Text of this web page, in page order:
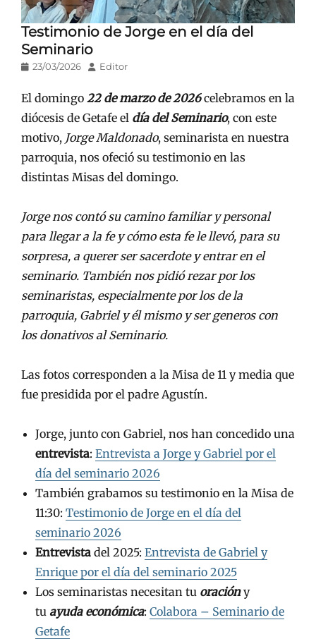
Testimonio de Jorge en el día del
Seminario
Publicado
23/03/2026 AutorEditor
El domingo 22 de marzo de 2026celebramos en la
diócesis de Getafe el día del Seminario, con este
motivo, Jorge Maldonado, seminarista en nuestra
parroquia, nos ofeció su testimonio en las
distintas Misas del domingo.
Jorge nos contó su camino familiar y personal
para llegar a la fe y cómo esta fe le llevó, para su
sorpresa, a querer ser sacerdote y entrar en el
seminario. También nos pidió rezar por los
seminaristas, especialmente por los de la
parroquia, Gabriel y él mismo y ser generos con
los donativos al Seminario.
Las fotos corresponden a la Misa de 11 y media que
fue presidida por el padre Agustín.
Jorge, junto con Gabriel, nos han concedido una
entrevista: Entrevista a Jorge y Gabriel por el
día del seminario 2026
También grabamos su testimonio en la Misa de
11:30: Testimonio de Jorge en el día del
seminario 2026
Entrevista del 2025: Entrevista de Gabriel y
Enrique por el día del seminario 2025
Los seminaristas necesitan tu oracióny
tu ayuda económica: Colabora – Seminario de
Getafe